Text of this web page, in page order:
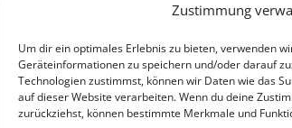
Zustimmung
Um dir ein optimales Erlebnis zu bieten, verwenden
Geräteinformationen zu speichern und/oder darauf
Technologien zustimmst, können wir Daten wie das
auf dieser Website verarbeiten. Wenn du deine
zurückziehst, können bestimmte Merkmale und